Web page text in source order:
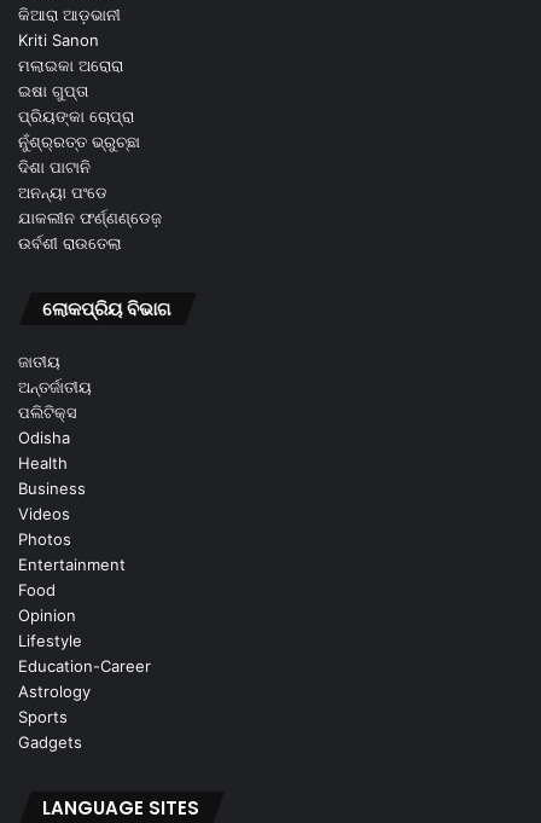
କିଆରା ଆଡ଼ଭାନୀ
Kriti Sanon
ମଲାଇକା ଅରୋରା
ଇଷା ଗୁପ୍ତା
ପ୍ରିୟଙ୍କା ଚୋପ୍ରା
ନୁଁଶ୍ର୍ରତ୍ତ ଭ୍ରୁଚ୍ଛା
ଦିଶା ପାଟାନି
ଅନନ୍ୟା ପଂଡେ
ଯାକଲୀନ ଫର୍ଣ୍ଣଣ୍ଡେଜ଼
ଉର୍ବଶୀ ରାଉତେଲା
ଲୋକପ୍ରିୟ ବିଭାଗ
ଜାତୀୟ
ଅନ୍ତର୍ଜାତୀୟ
ପଲିଟିକ୍ସ
Odisha
Health
Business
Videos
Photos
Entertainment
Food
Opinion
Lifestyle
Education-Career
Astrology
Sports
Gadgets
LANGUAGE SITES